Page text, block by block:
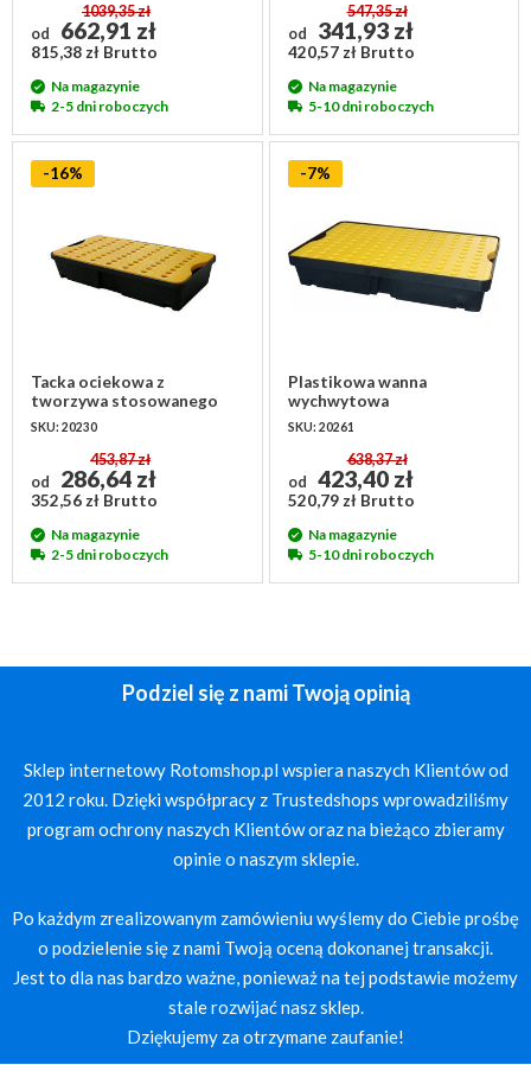
od
1039,35 zł
662,91 zł
815,38 zł Brutto
Na magazynie
2-5 dni roboczych
od
547,35 zł
341,93 zł
420,57 zł Brutto
Na magazynie
5-10 dni roboczych
-16%
Tacka ociekowa z
tworzywa stosowanego
805x405x155 mm z
SKU: 20230
od
453,87 zł
286,64 zł
352,56 zł Brutto
Na magazynie
2-5 dni roboczych
-7%
Plastikowa wanna
wychwytowa
1000x600x175 mm z
SKU: 20261
od
638,37 zł
423,40 zł
520,79 zł Brutto
Na magazynie
5-10 dni roboczych
Podziel się z nami Twoją opinią
Sklep internetowy Rotomshop.pl wspiera naszych Klientów od
2012 roku. Dzięki współpracy z Trustedshops wprowadziliśmy
program ochrony naszych Klientów oraz na bieżąco zbieramy
opinie o naszym sklepie.
Po każdym zrealizowanym zamówieniu wyślemy do Ciebie prośbę
o podzielenie się z nami Twoją oceną dokonanej transakcji.
Jest to dla nas bardzo ważne, ponieważ na tej podstawie możemy
stale rozwijać nasz sklep.
Dziękujemy za otrzymane zaufanie!